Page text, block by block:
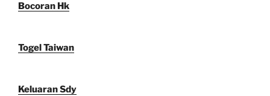
Bocoran Hk
Togel Taiwan
Keluaran Sdy